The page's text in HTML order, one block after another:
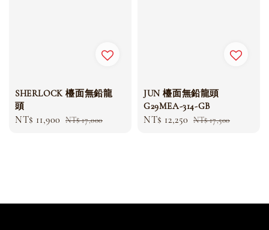
SHERLOCK 檯面無鉛龍
頭
Sale
NT$ 11,900 Regular
NT$ 17,000
JUN 檯面無鉛龍頭
G29MEA-314-GB
Sale
NT$ 12,250 Regular
NT$ 17,500